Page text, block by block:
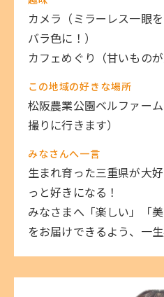
カメラ（ミラーレス一眼
バラ色に！）
カフェめぐり（甘いものが
この地域の好きな場所
松阪農業公園ベルファー
撮りに行きます）
みなさんへ一言
生まれ育った三重県が大
っと好きになる！
みなさまへ「楽しい」「
をお届けできるよう、一